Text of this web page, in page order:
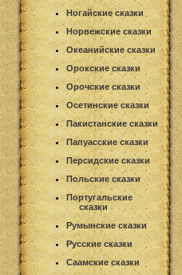
Ногайские сказки
Норвежские сказки
Океанийские сказки
Орокские сказки
Орочские сказки
Осетинские сказки
Пакистанские сказки
Папуасские сказки
Персидские сказки
Польские сказки
Португальские
сказки
Румынские сказки
Русские сказки
Саамские сказки